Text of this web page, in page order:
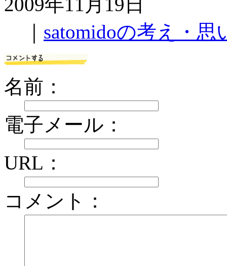
satomidoの考え・思
名前：
電子メール：
URL：
コメント：